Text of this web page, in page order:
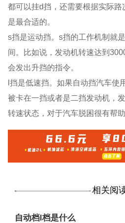
都可以挂d挡，还需要根据实际
是最合适的。
s挡是运动挡。s挡的工作机制就
间。比如说，发动机转速达到
会发出升挡的指令。
l挡是低速挡。如果自动挡汽车使
被卡在一挡或者是二挡发动机，
转速状态，对于汽车脱困很有帮助
相关阅
自动档l档是什么